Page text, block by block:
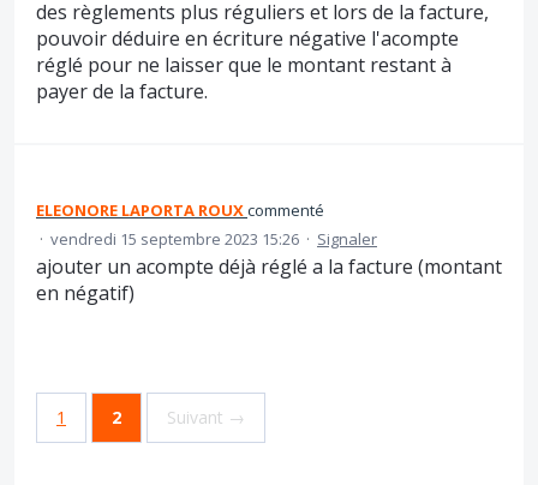
des règlements plus réguliers et lors de la facture,
pouvoir déduire en écriture négative l'acompte
réglé pour ne laisser que le montant restant à
payer de la facture.
ELEONORE LAPORTA ROUXcommenté
· vendredi 15 septembre 2023 15:26 · Signaler
ajouter un acompte déjà réglé a la facture (montant
en négatif)
1 2 Suivant →